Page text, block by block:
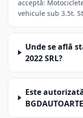
acceptă:
vehicule sub 3.5t.
Unde se află
2022 SRL?
Este